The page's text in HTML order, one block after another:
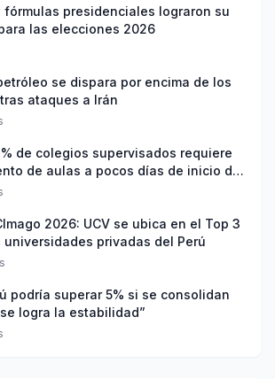
fórmulas presidenciales lograron su
las elecciones 2026
se dispara por encima de los
ataques a Irán
de colegios supervisados requiere
de aulas a pocos días de inicio del
2026: UCV se ubica en el Top 3
universidades privadas del Perú
podría superar 5% si se consolidan
logra la estabilidad”